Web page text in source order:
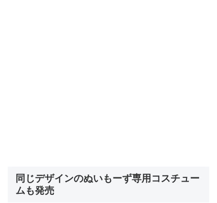
同じデザインのぬいもーず専用コスチュー
ムも発売